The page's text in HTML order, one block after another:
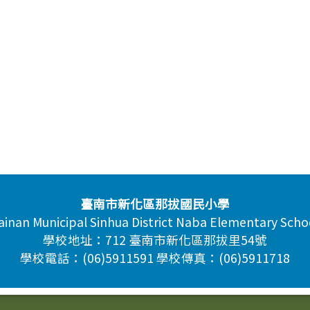
臺南市新化區那拔國民小學
Municipal Sinhua District Naba Elementary
學校地址：712 臺南市新化區那拔里54號
學校電話：(06)5911591 學校傳真：(06)5911718